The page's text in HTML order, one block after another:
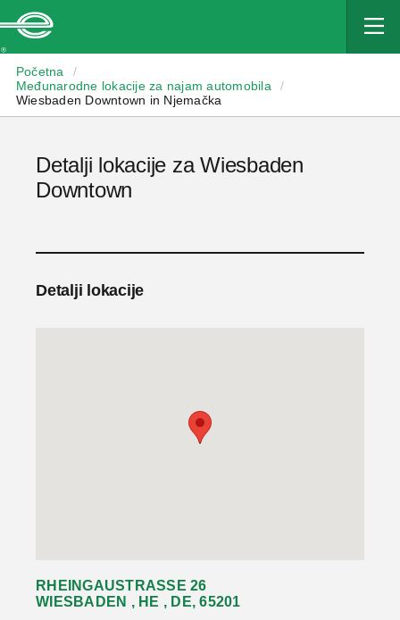
Početna
/
Međunarodne lokacije za najam automobila
/
Wiesbaden Downtown in Njemačka
Detalji lokacije za Wiesbaden
Downtown
Detalji lokacije
RHEINGAUSTRASSE 26
WIESBADEN , HE , DE, 65201